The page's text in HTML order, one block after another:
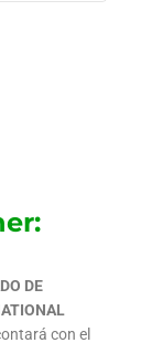
DE
con el